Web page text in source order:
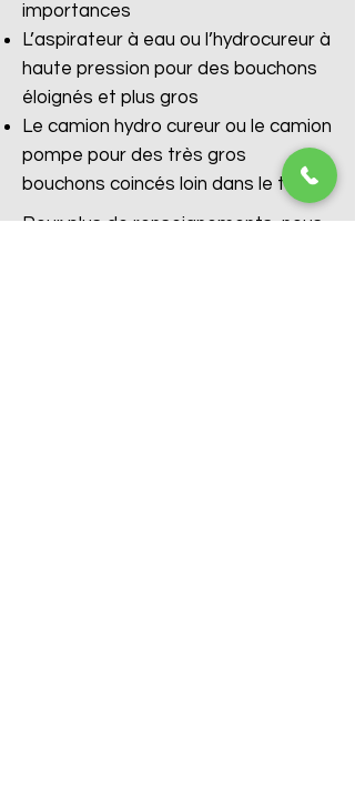
importances
L’aspirateur à eau ou l’hydrocureur à
haute pression pour des bouchons
éloignés et plus gros
Le camion hydro cureur ou le camion
pompe pour des très gros
bouchons coincés loin dans le tuyau
Pour plus de renseignements, nous